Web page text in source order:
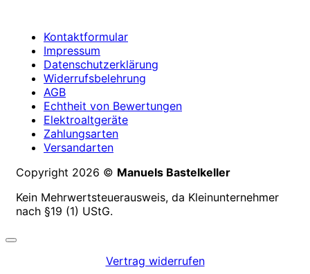
Kontaktformular
Impressum
Datenschutzerklärung
Widerrufsbelehrung
AGB
Echtheit von Bewertungen
Elektroaltgeräte
Zahlungsarten
Versandarten
Copyright 2026 © Manuels Bastelkeller
Kein Mehrwertsteuerausweis, da Kleinunternehmer
nach §19 (1) UStG.
Vertrag widerrufen